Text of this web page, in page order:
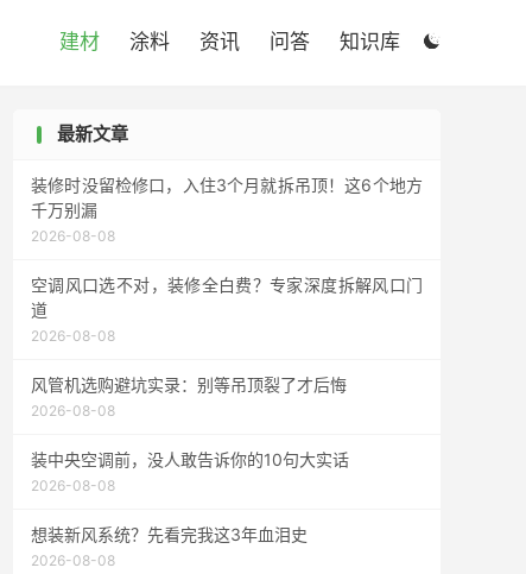

建材 涂料 资讯 问答 知识库
最新文章
装修时没留检修口，入住3个月就拆吊顶！这6个地方
千万别漏
2026-08-08
空调风口选不对，装修全白费？专家深度拆解风口门
道
2026-08-08
风管机选购避坑实录：别等吊顶裂了才后悔
2026-08-08
装中央空调前，没人敢告诉你的10句大实话
2026-08-08
想装新风系统？先看完我这3年血泪史
2026-08-08